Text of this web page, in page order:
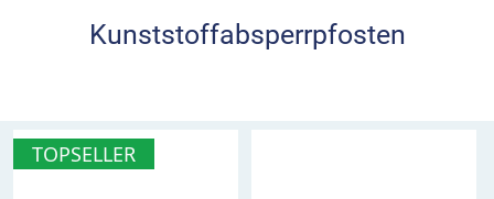
Kunststoffabsperrpfosten
TOPSELLER